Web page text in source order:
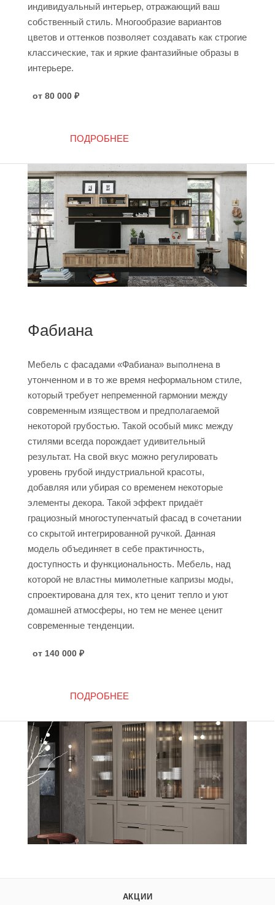
индивидуальный интерьер, отражающий ваш
собственный стиль. Многообразие вариантов
цветов и оттенков позволяет создавать как строгие
классические, так и яркие фантазийные образы в
интерьере.
от 80 000₽
ПОДРОБНЕЕ
Фабиана
Мебель с фасадами «Фабиана» выполнена в
утонченном и в то же время неформальном стиле,
который требует непременной гармонии между
современным изяществом и предполагаемой
некоторой грубостью. Такой особый микс между
стилями всегда порождает удивительный
результат. На свой вкус можно регулировать
уровень грубой индустриальной красоты,
добавляя или убирая со временем некоторые
элементы декора. Такой эффект придаёт
грациозный многоступенчатый фасад в сочетании
со скрытой интегрированной ручкой. Данная
модель объединяет в себе практичность,
доступность и функциональность. Мебель, над
которой не властны мимолетные капризы моды,
спроектирована для тех, кто ценит тепло и уют
домашней атмосферы, но тем не менее ценит
современные тенденции.
от 140 000₽
ПОДРОБНЕЕ
АКЦИИ